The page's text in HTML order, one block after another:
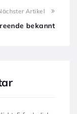
Artikel
bekannt